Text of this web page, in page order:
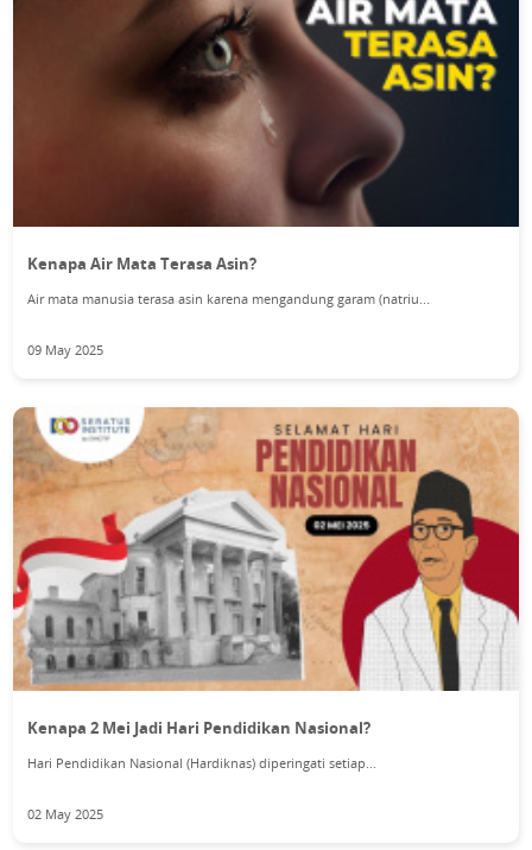
Kenapa Air Mata Terasa Asin?
Air mata manusia terasa asin karena mengandung garam (natriu...
09 May 2025
Kenapa 2 Mei Jadi Hari Pendidikan Nasional?
Hari Pendidikan Nasional (Hardiknas) diperingati setiap...
02 May 2025